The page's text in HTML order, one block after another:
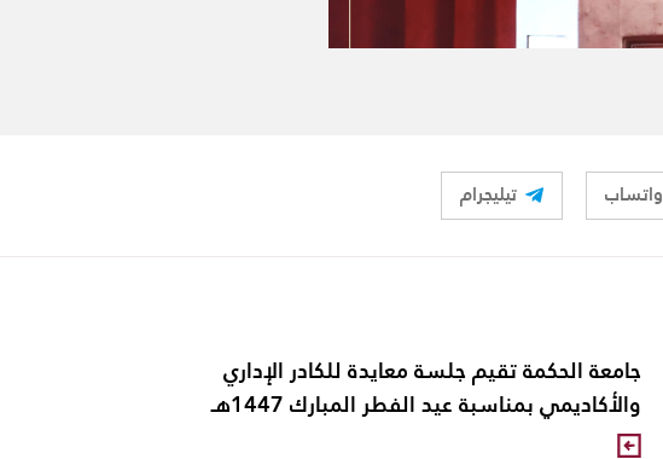
واتساب تيليجرام
جامعة الحكمة تقيم جلسة معايدة للكادر الإداري
والأكاديمي بمناسبة عيد الفطر المبارك 1447هـ